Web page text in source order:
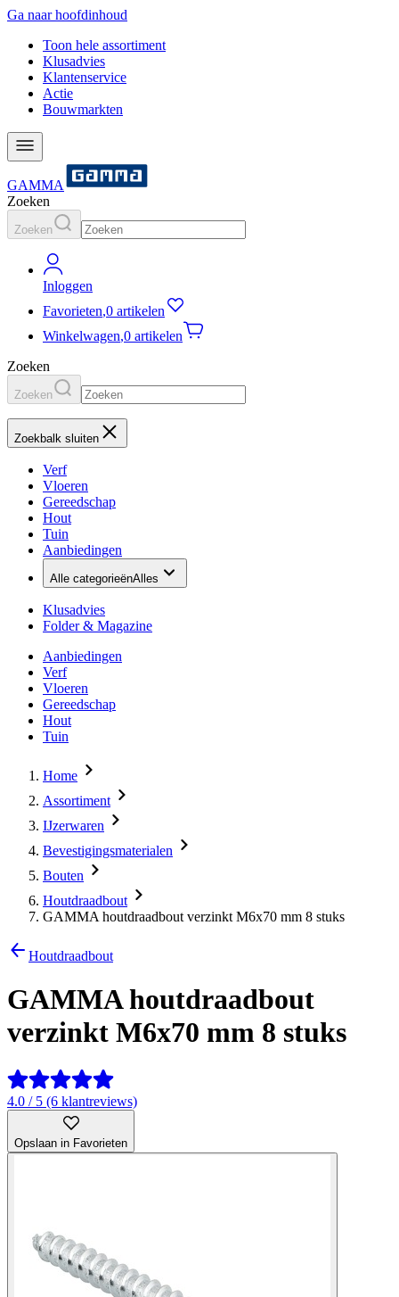
Ga naar hoofdinhoud
Toon hele assortiment
Klusadvies
Klantenservice
Actie
Bouwmarkten
GAMMA
Zoeken
Zoeken
Inloggen
Favorieten,0 artikelen
Winkelwagen,0 artikelen
Zoeken
Zoeken
Zoekbalk sluiten
Verf
Vloeren
Gereedschap
Hout
Tuin
Aanbiedingen
Alle categorieënAlles
Klusadvies
Folder & Magazine
Aanbiedingen
Verf
Vloeren
Gereedschap
Hout
Tuin
Home
Assortiment
IJzerwaren
Bevestigingsmaterialen
Bouten
Houtdraadbout
GAMMA houtdraadbout verzinkt M6x70 mm 8 stuks
Houtdraadbout
GAMMA houtdraadbout
verzinkt M6x70 mm 8 stuks
4.0 / 5 (6 klantreviews)
Opslaan in Favorieten